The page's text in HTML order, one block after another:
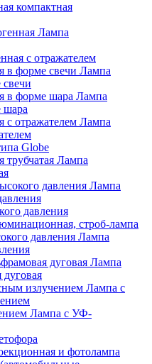
компактная
Лампа
с отражателем
Лампа
Лампа
шара
Лампа
Globe
Лампа
Лампа
давления
строб-лампа
Лампа
Лампа
дуговая
Лампа с
Лампа с УФ-
и фотолампа